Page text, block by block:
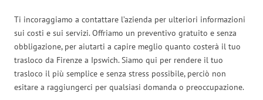
Ti incoraggiamo a contattare l’azienda per ulteriori informazioni
sui costi e sui servizi. Offriamo un preventivo gratuito e senza
obbligazione, per aiutarti a capire meglio quanto costerà il tuo
trasloco da Firenze a Ipswich. Siamo qui per rendere il tuo
trasloco il più semplice e senza stress possibile, perciò non
esitare a raggiungerci per qualsiasi domanda o preoccupazione.